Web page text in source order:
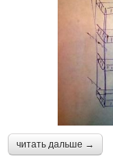
читать дальше →